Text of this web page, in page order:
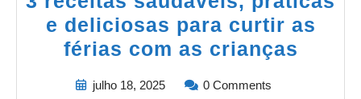
e deliciosas para curtir as
férias com as crianças
julho 18, 2025 0 Comments